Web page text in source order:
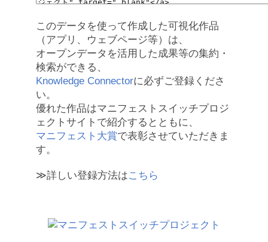
このデータを使って作成した可視化作品
（アプリ、ウェブページ等）は、
オープンデータを活用した成果等の集約・
検索ができる、
Knowledge Connectorに必ずご登録くださ
い。
優れた作品はマニフェストスイッチプロジ
ェクトサイトで紹介するとともに、
マニフェスト大賞で表彰させていただきま
す。
≫詳しい登録方法はこちら